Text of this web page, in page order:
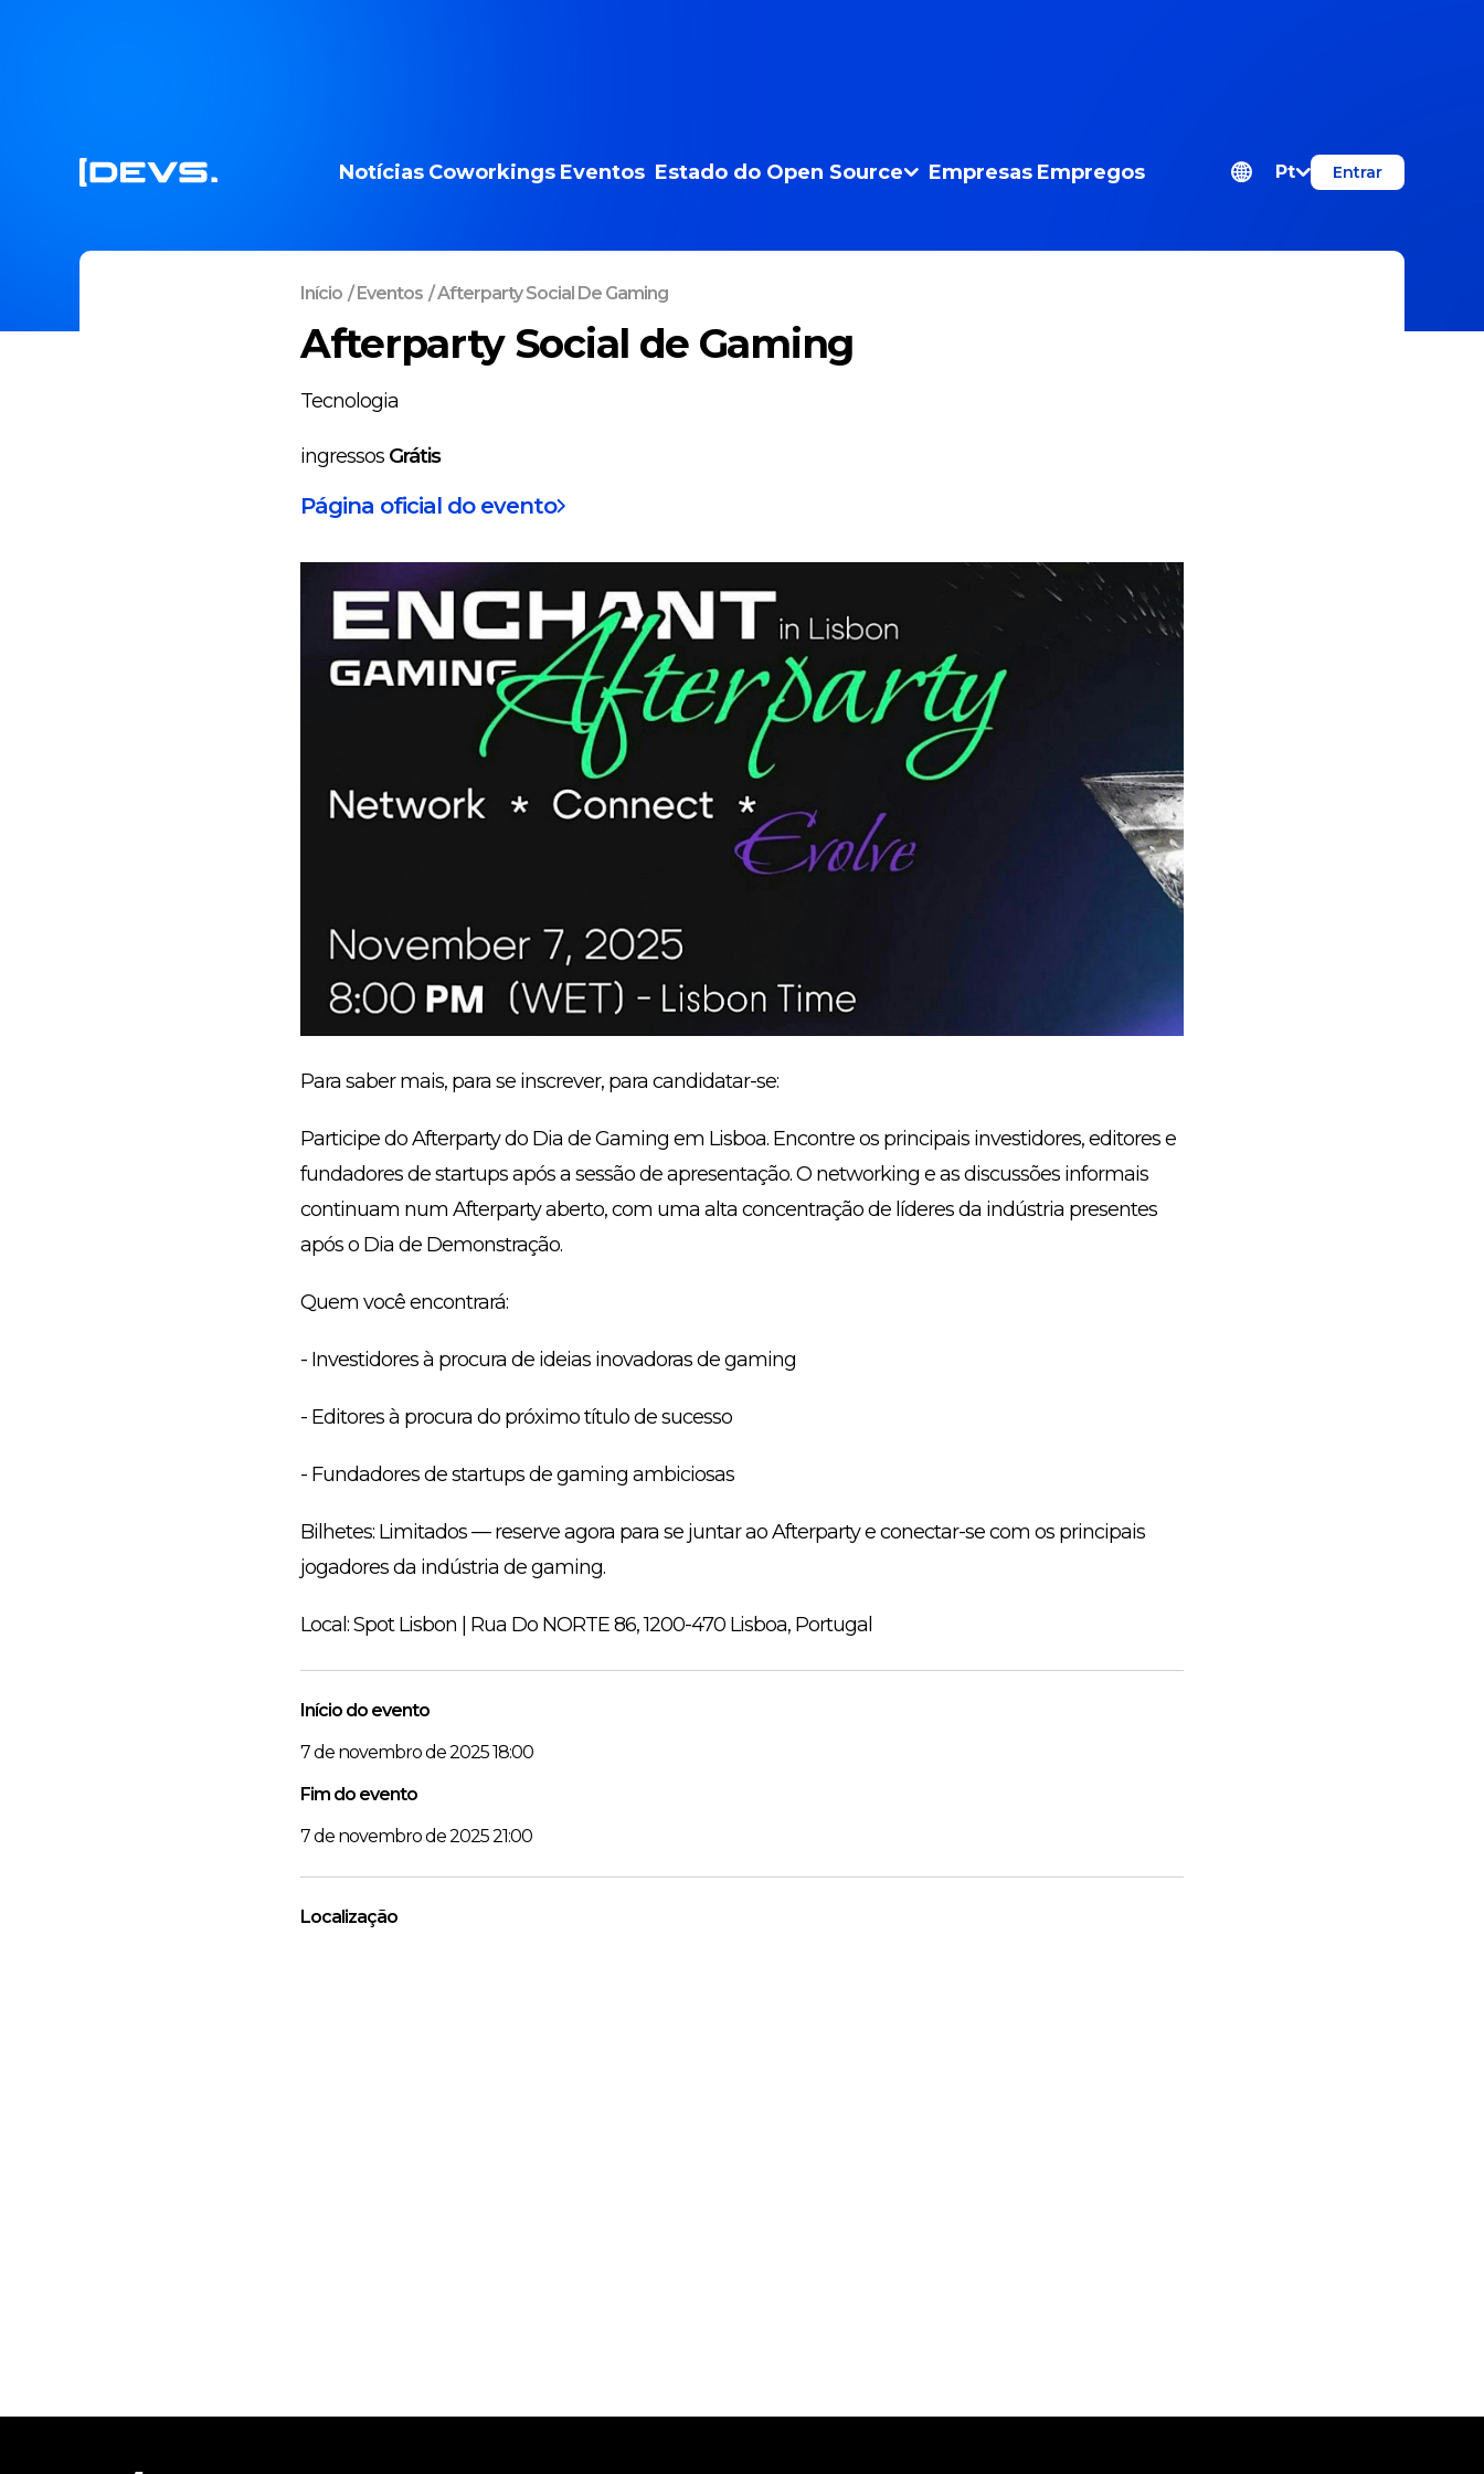
Notícias Coworkings Eventos Estado do Open Source Empresas Empregos Pt Entrar
Início /Eventos /Afterparty Social De Gaming
Afterparty Social de Gaming
Tecnologia
ingressos Grátis
Página oficial do evento
Para saber mais, para se inscrever, para candidatar-se:
Participe do Afterparty do Dia de Gaming em Lisboa. Encontre os principais investidores, editores e
fundadores de startups após a sessão de apresentação. O networking e as discussões informais
continuam num Afterparty aberto, com uma alta concentração de líderes da indústria presentes
após o Dia de Demonstração.
Quem você encontrará:
- Investidores à procura de ideias inovadoras de gaming
- Editores à procura do próximo título de sucesso
- Fundadores de startups de gaming ambiciosas
Bilhetes: Limitados — reserve agora para se juntar ao Afterparty e conectar-se com os principais
jogadores da indústria de gaming.
Local: Spot Lisbon | Rua Do NORTE 86, 1200-470 Lisboa, Portugal
Início do evento
7 de novembro de 2025 18:00
Fim do evento
7 de novembro de 2025 21:00
Localização